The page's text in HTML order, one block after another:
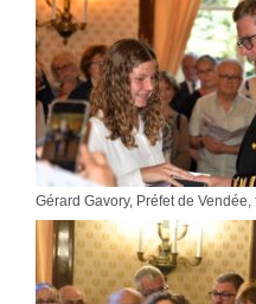
Gérard Gavory, Préfet de